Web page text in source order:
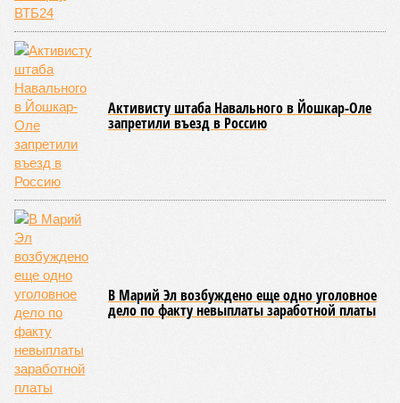
официальную систему спортивных званий и
ведомственных знаков отличия, закрепив
соответствующие положения и образцы наградных
атрибутов на уровне правительства субъекта. Согласно
обнародованным материалам, введены удостоверения и
нагрудные знаки мастера спорта Чувашии международного
класса по керешу, а также мастера спорта Чувашии.
Параллельно с этим разработана полная разрядная сетка
по керешу, охватывающая все ступени от третьего
юношеского разряда до уровня кандидата в мастера
спорта. Такая структура призвана обеспечить системность
в подготовке юных атлетов и создать чёткие ориентиры
для последовательного повышения их квалификации.
Керешу представляет собой традиционное единоборство,
уходящее корнями в культуру чувашского народа. Схватка
проходит следующим образом: соперники располагаются
лицом друг к другу, при этом через пояс каждого из них
перекинуто специальное матерчатое полотенце;
удерживаясь за этот элемент экипировки, борцы вступают
в противоборство, основная задача которого заключается в